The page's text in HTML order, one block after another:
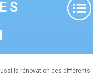
la rénovation des différents